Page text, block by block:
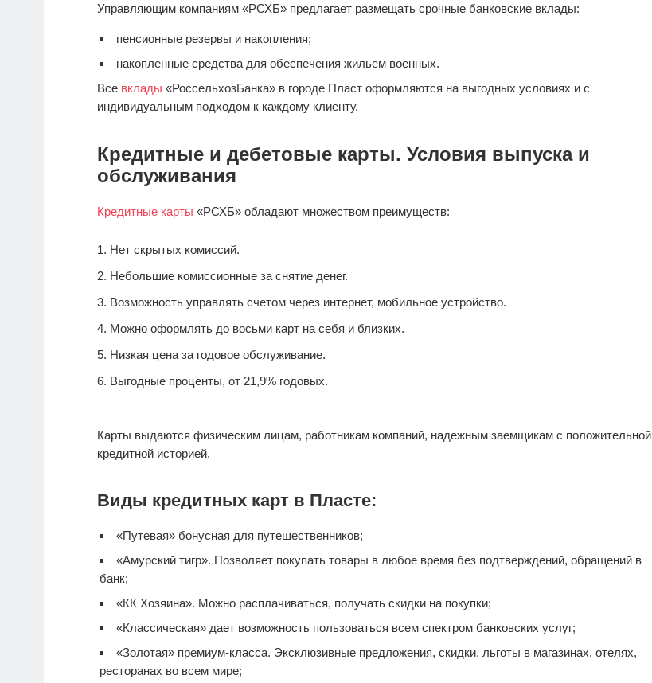
Управляющим компаниям «РСХБ» предлагает размещать срочные банковские вклады:
пенсионные резервы и накопления;
накопленные средства для обеспечения жильем военных.
Все вклады «РоссельхозБанка» в городе Пласт оформляются на выгодных условиях и с
индивидуальным подходом к каждому клиенту.
Кредитные и дебетовые карты. Условия выпуска и
обслуживания
Кредитные карты «РСХБ» обладают множеством преимуществ:
Нет скрытых комиссий.
Небольшие комиссионные за снятие денег.
Возможность управлять счетом через интернет, мобильное устройство.
Можно оформлять до восьми карт на себя и близких.
Низкая цена за годовое обслуживание.
Выгодные проценты, от 21,9% годовых.
Карты выдаются физическим лицам, работникам компаний, надежным заемщикам с положительной
кредитной историей.
Виды кредитных карт в Пласте:
«Путевая» бонусная для путешественников;
«Амурский тигр». Позволяет покупать товары в любое время без подтверждений, обращений в
банк;
«КК Хозяина». Можно расплачиваться, получать скидки на покупки;
«Классическая» дает возможность пользоваться всем спектром банковских услуг;
«Золотая» премиум-класса. Эксклюзивные предложения, скидки, льготы в магазинах, отелях,
ресторанах во всем мире;